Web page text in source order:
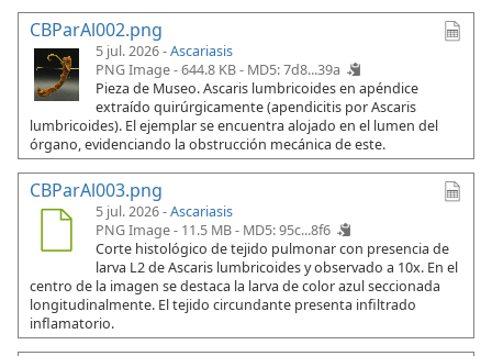
CBParAl002.png
5 jul. 2026 -Ascariasis
PNG Image - 644.8 KB - MD5: 7d8...39a
Pieza de Museo. Ascaris lumbricoides en apéndice
extraído quirúrgicamente (apendicitis por Ascaris
lumbricoides). El ejemplar se encuentra alojado en el lumen del
órgano, evidenciando la obstrucción mecánica de este.
CBParAl003.png
5 jul. 2026 -Ascariasis
PNG Image - 11.5 MB - MD5: 95c...8f6
Corte histológico de tejido pulmonar con presencia de
larva L2 de Ascaris lumbricoides y observado a 10x. En el
centro de la imagen se destaca la larva de color azul seccionada
longitudinalmente. El tejido circundante presenta infiltrado
inflamatorio.